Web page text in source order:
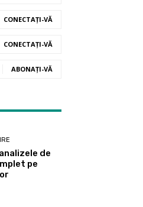
CONECTAȚI-VĂ
CONECTAȚI-VĂ
ABONAȚI-VĂ
de
pe